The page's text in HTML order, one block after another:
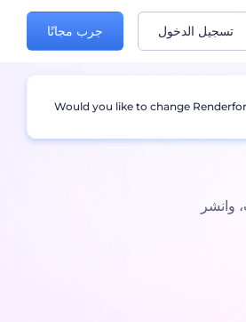
تسجيل الدخول جرب مجانًا
وانشر
Would you like to change